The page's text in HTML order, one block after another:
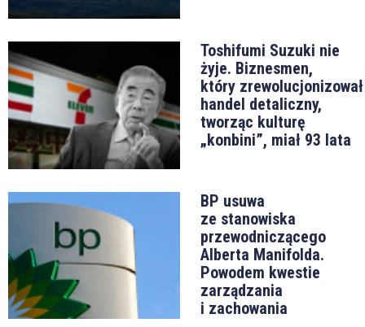
Toshifumi Suzuki nie
żyje. Biznesmen,
który zrewolucjonizował
handel detaliczny,
tworząc kulturę
„konbini”, miał 93 lata
BP usuwa
ze stanowiska
przewodniczącego
Alberta Manifolda.
Powodem kwestie
zarządzania
i zachowania